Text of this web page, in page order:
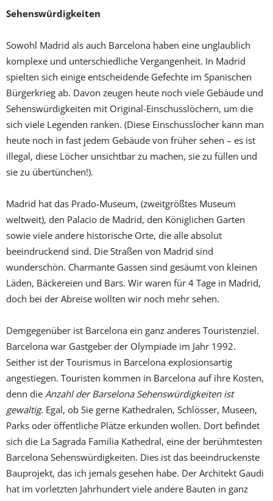
Sehenswürdigkeiten
Sowohl Madrid als auch Barcelona haben eine unglaublich
komplexe und unterschiedliche Vergangenheit. In Madrid
spielten sich einige entscheidende Gefechte im Spanischen
Bürgerkrieg ab. Davon zeugen heute noch viele Gebäude und
Sehenswürdigkeiten mit Original-Einschusslöchern, um die
sich viele Legenden ranken. (Diese Einschusslöcher kann man
heute noch in fast jedem Gebäude von früher sehen – es ist
illegal, diese Löcher unsichtbar zu machen, sie zu füllen und
sie zu übertünchen!).
Madrid hat das Prado-Museum, (zweitgrößtes Museum
weltweit), den Palacio de Madrid, den Königlichen Garten
sowie viele andere historische Orte, die alle absolut
beeindruckend sind. Die Straßen von Madrid sind
wunderschön. Charmante Gassen sind gesäumt von kleinen
Läden, Bäckereien und Bars. Wir waren für 4 Tage in Madrid,
doch bei der Abreise wollten wir noch mehr sehen.
Demgegenüber ist Barcelona ein ganz anderes Touristenziel.
Barcelona war Gastgeber der Olympiade im Jahr 1992.
Seither ist der Tourismus in Barcelona explosionsartig
angestiegen. Touristen kommen in Barcelona auf ihre Kosten,
denn die Anzahl der Barselona Sehenswürdigkeiten ist
gewaltig. Egal, ob Sie gerne Kathedralen, Schlösser, Museen,
Parks oder öffentliche Plätze erkunden wollen. Dort befindet
sich die La Sagrada Familia Kathedral, eine der berühmtesten
Barcelona Sehenswürdigkeiten. Dies ist das beeindruckenste
Bauprojekt, das ich jemals gesehen habe. Der Architekt Gaudi
hat im vorletzten Jahrhundert viele andere Bauten in ganz